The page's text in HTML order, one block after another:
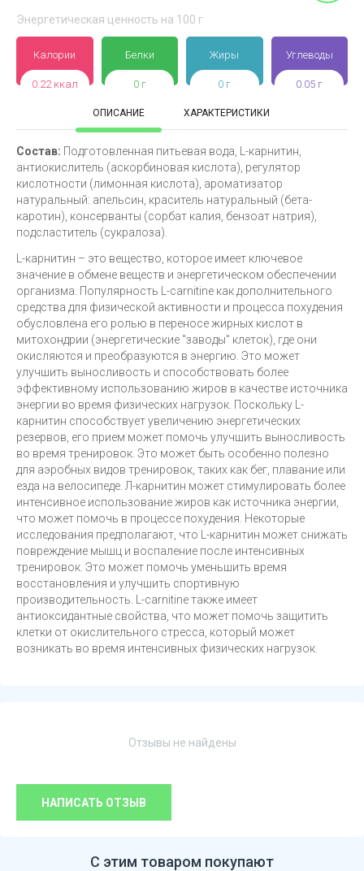
Энергетическая ценность на 100 г
Калории
0.22 ккал
Белки
0 г
Жиры
0 г
Углеводы
0.05 г
ОПИСАНИЕ ХАРАКТЕРИСТИКИ
Состав: Подготовленная питьевая вода, L-карнитин,
антиокислитель (аскорбиновая кислота), регулятор
кислотности (лимонная кислота), ароматизатор
натуральный: апельсин, краситель натуральный (бета-
каротин), консерванты (сорбат калия, бензоат натрия),
подсластитель (сукралоза).
L-карнитин – это вещество, которое имеет ключевое
значение в обмене веществ и энергетическом обеспечении
организма. Популярность L-carnitine как дополнительного
средства для физической активности и процесса похудения
обусловлена его ролью в переносе жирных кислот в
митохондрии (энергетические "заводы" клеток), где они
окисляются и преобразуются в энергию. Это может
улучшить выносливость и способствовать более
эффективному использованию жиров в качестве источника
энергии во время физических нагрузок. Поскольку L-
карнитин способствует увеличению энергетических
резервов, его прием может помочь улучшить выносливость
во время тренировок. Это может быть особенно полезно
для аэробных видов тренировок, таких как бег, плавание или
езда на велосипеде. Л-карнитин может стимулировать более
интенсивное использование жиров как источника энергии,
что может помочь в процессе похудения. Некоторые
исследования предполагают, что L-карнитин может снижать
повреждение мышц и воспаление после интенсивных
тренировок. Это может помочь уменьшить время
восстановления и улучшить спортивную
производительность. L-carnitine также имеет
антиоксидантные свойства, что может помочь защитить
клетки от окислительного стресса, который может
возникать во время интенсивных физических нагрузок.
Отзывы не найдены
НАПИСАТЬ ОТЗЫВ
С этим товаром покупают